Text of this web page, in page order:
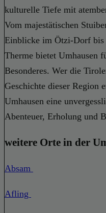
kulturelle Tiefe mit
Vom majestätischen
Einblicke im Ötzi-Dorf
Therme bietet Umhausen
Besonderes. Wer die
Geschichte dieser Region
Umhausen eine
Abenteuer, Erholung und
weitere Orte in der
Absam
Afling